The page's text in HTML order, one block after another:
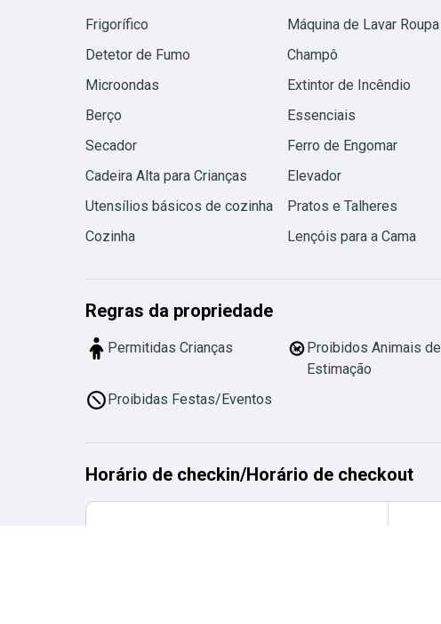
Frigorífico Máquina de Lavar Roupa
Detetor de Fumo
Champô
Microondas
Extintor de Incêndio
Berço
Essenciais
Secador
Ferro de Engomar
Cadeira Alta para Crianças
Elevador
Utensílios básicos de cozinha
Pratos e Talheres
Cozinha
Lençóis para a Cama
Regras da propriedade
Permitidas Crianças
Proibidos Animais de
Estimação
Proibidas Festas/Eventos
Horário de checkin/Horário de checkout